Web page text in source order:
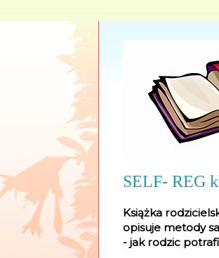
SELF- REG
Książka
opisuje metody
- jak rodzic